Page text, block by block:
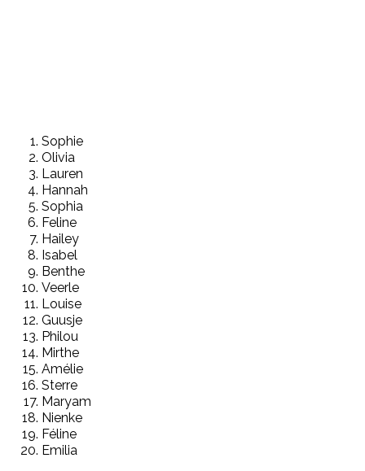
Sophie
Olivia
Lauren
Hannah
Sophia
Feline
Hailey
Isabel
Benthe
Veerle
Louise
Guusje
Philou
Mirthe
Amélie
Sterre
Maryam
Nienke
Féline
Emilia